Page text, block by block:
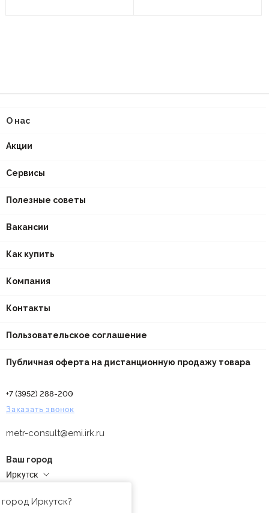
О нас
Акции
Сервисы
Полезные советы
Вакансии
Как купить
Компания
Контакты
Пользовательское соглашение
Публичная оферта на дистанционную продажу товара
+7 (3952) 288-200
Заказать звонок
metr-consult@emi.irk.ru
Ваш город
Иркутск
Иркутск?